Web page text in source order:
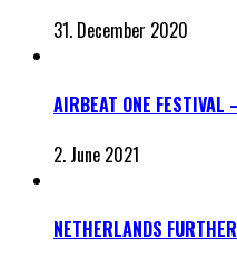
31. December 2020
AIRBEAT ONE FESTIVAL
2. June 2021
NETHERLANDS